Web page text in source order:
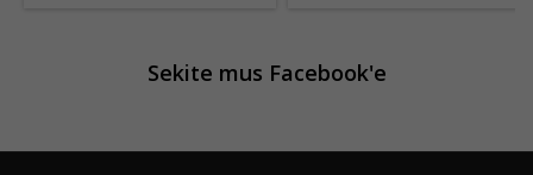
Sekite mus Facebook'e